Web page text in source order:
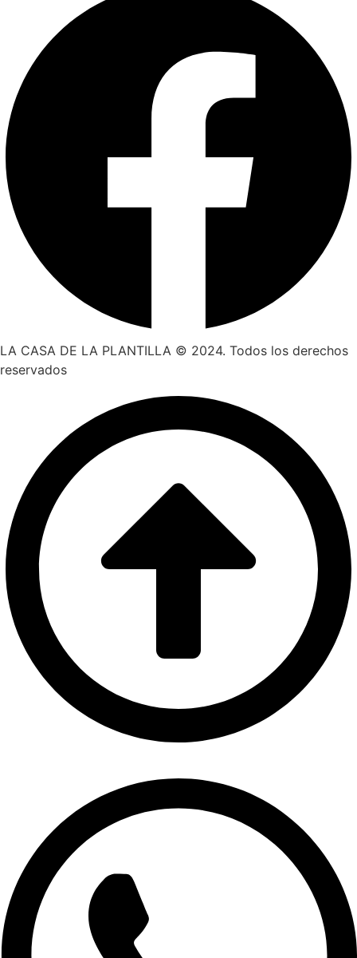
LA CASA DE LA PLANTILLA © 2024. Todos los derechos
reservados